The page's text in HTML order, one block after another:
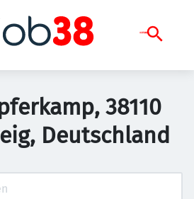
38110
Deutschland